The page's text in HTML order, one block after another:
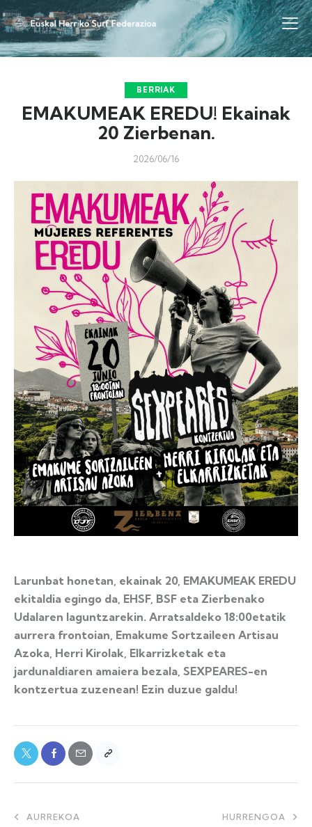
BERRIAK
EMAKUMEAK EREDU! Ekainak
20 Zierbenan.
2026/06/16
Larunbat honetan, ekainak 20, EMAKUMEAK EREDU
ekitaldia egingo da, EHSF, BSF eta Zierbenako
Udalaren laguntzarekin. Arratsaldeko 18:00etatik
aurrera frontoian, Emakume Sortzaileen Artisau
Azoka, Herri Kirolak, Elkarrizketak eta
jardunaldiaren amaiera bezala, SEXPEARES-en
kontzertua zuzenean! Ezin duzue galdu!
AURREKOA HURRENGOA